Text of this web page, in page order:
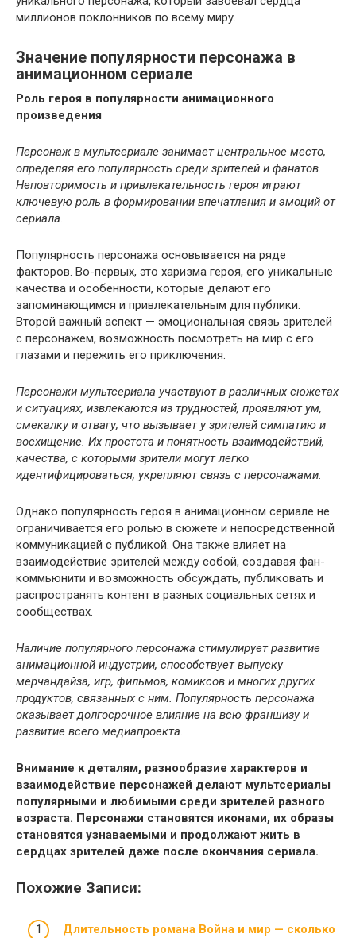
миллионов поклонников по всему миру.
Значение популярности персонажа в
анимационном сериале
Роль героя в популярности анимационного
произведения
Персонаж в мультсериале занимает центральное место,
определяя его популярность среди зрителей и фанатов.
Неповторимость и привлекательность героя играют
ключевую роль в формировании впечатления и эмоций от
сериала.
Популярность персонажа основывается на ряде
факторов. Во-первых, это харизма героя, его уникальные
качества и особенности, которые делают его
запоминающимся и привлекательным для публики.
Второй важный аспект — эмоциональная связь зрителей
с персонажем, возможность посмотреть на мир с его
глазами и пережить его приключения.
Персонажи мультсериала участвуют в различных сюжетах
и ситуациях, извлекаются из трудностей, проявляют ум,
смекалку и отвагу, что вызывает у зрителей симпатию и
восхищение. Их простота и понятность взаимодействий,
качества, с которыми зрители могут легко
идентифицироваться, укрепляют связь с персонажами.
Однако популярность героя в анимационном сериале не
ограничивается его ролью в сюжете и непосредственной
коммуникацией с публикой. Она также влияет на
взаимодействие зрителей между собой, создавая фан-
коммьюнити и возможность обсуждать, публиковать и
распространять контент в разных социальных сетях и
сообществах.
Наличие популярного персонажа стимулирует развитие
анимационной индустрии, способствует выпуску
мерчандайза, игр, фильмов, комиксов и многих других
продуктов, связанных с ним. Популярность персонажа
оказывает долгосрочное влияние на всю франшизу и
развитие всего медиапроекта.
Внимание к деталям, разнообразие характеров и
взаимодействие персонажей делают мультсериалы
популярными и любимыми среди зрителей разного
возраста. Персонажи становятся иконами, их образы
становятся узнаваемыми и продолжают жить в
сердцах зрителей даже после окончания сериала.
Похожие Записи:
Длительность романа Война и мир — сколько